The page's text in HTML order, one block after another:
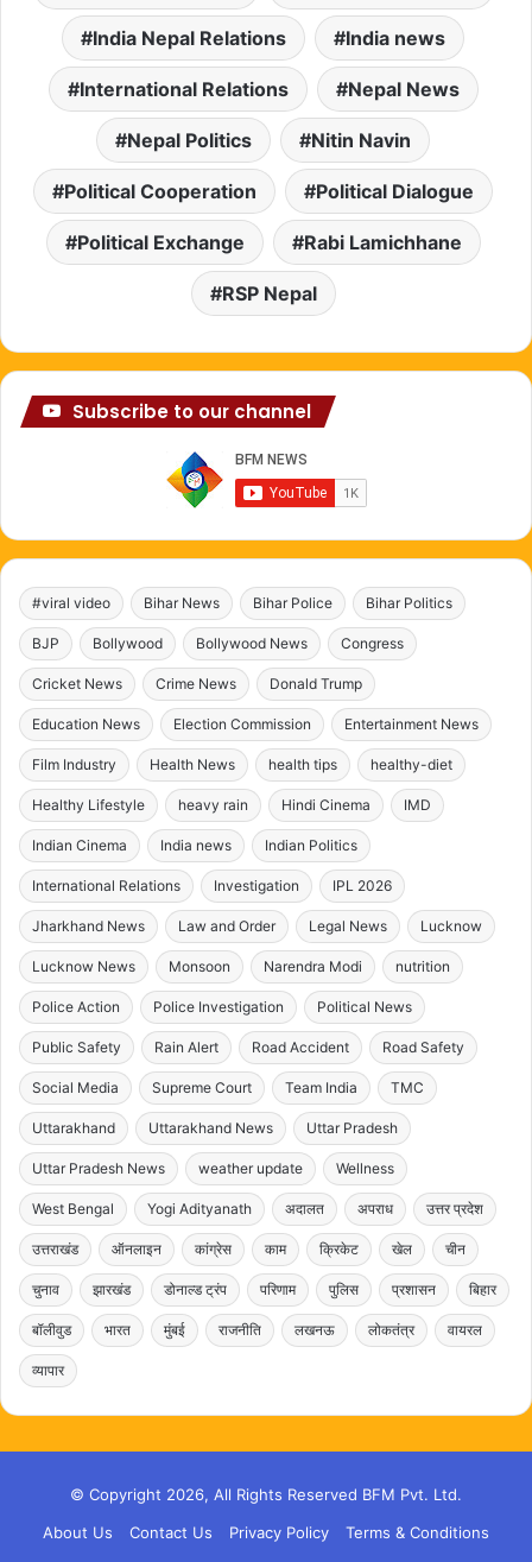
India Nepal Relations India news
International Relations Nepal News
Nepal Politics Nitin Navin
Political Cooperation Political Dialogue
Political Exchange Rabi Lamichhane
RSP Nepal
Subscribe to our channel
#viral video Bihar News Bihar Police Bihar Politics
BJP Bollywood Bollywood News Congress
Cricket News Crime News Donald Trump
Education News Election Commission Entertainment News
Film Industry Health News health tips healthy-diet
Healthy Lifestyle heavy rain Hindi Cinema IMD
Indian Cinema India news Indian Politics
International Relations Investigation IPL 2026
Jharkhand News Law and Order Legal News Lucknow
Lucknow News Monsoon Narendra Modi nutrition
Police Action Police Investigation Political News
Public Safety Rain Alert Road Accident Road Safety
Social Media Supreme Court Team India TMC
Uttarakhand Uttarakhand News Uttar Pradesh
Uttar Pradesh News weather update Wellness
West Bengal Yogi Adityanath अदालत अपराध उत्तर प्रदेश
उत्तराखंड ऑनलाइन कांग्रेस काम क्रिकेट खेल चीन
चुनाव झारखंड डोनाल्ड ट्रंप परिणाम पुलिस प्रशासन बिहार
बॉलीवुड भारत मुंबई राजनीति लखनऊ लोकतंत्र वायरल
व्यापार
© Copyright 2026, All Rights Reserved BFM Pvt. Ltd.
About Us
Contact Us Privacy Policy
Terms & Conditions